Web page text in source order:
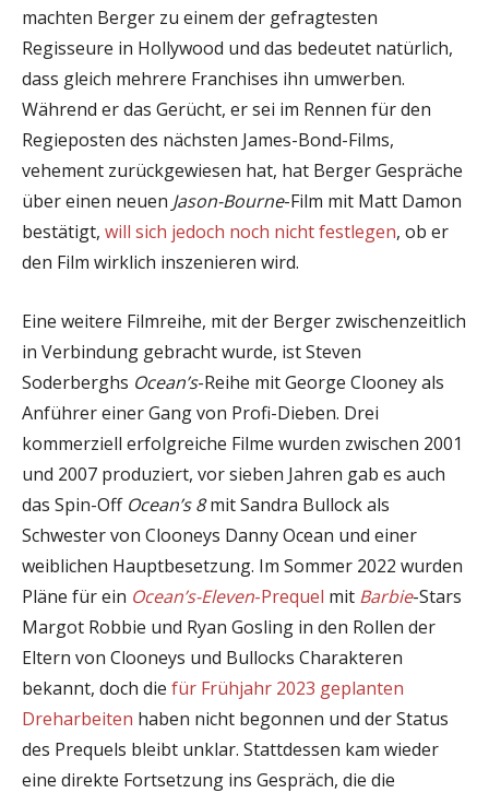
machten Berger zu einem der gefragtesten
Regisseure in Hollywood und das bedeutet natürlich,
dass gleich mehrere Franchises ihn umwerben.
Während er das Gerücht, er sei im Rennen für den
Regieposten des nächsten James-Bond-Films,
vehement zurückgewiesen hat, hat Berger Gespräche
über einen neuen Jason-Bourne-Film mit Matt Damon
bestätigt, will sich jedoch noch nicht festlegen, ob er
den Film wirklich inszenieren wird.
Eine weitere Filmreihe, mit der Berger zwischenzeitlich
in Verbindung gebracht wurde, ist Steven
Soderberghs Ocean’s-Reihe mit George Clooney als
Anführer einer Gang von Profi-Dieben. Drei
kommerziell erfolgreiche Filme wurden zwischen 2001
und 2007 produziert, vor sieben Jahren gab es auch
das Spin-Off Ocean’s 8mit Sandra Bullock als
Schwester von Clooneys Danny Ocean und einer
weiblichen Hauptbesetzung. Im Sommer 2022 wurden
Pläne für ein Ocean’s-Eleven-Prequel mit Barbie-Stars
Margot Robbie und Ryan Gosling in den Rollen der
Eltern von Clooneys und Bullocks Charakteren
bekannt, doch die für Frühjahr 2023 geplanten
Dreharbeiten haben nicht begonnen und der Status
des Prequels bleibt unklar. Stattdessen kam wieder
eine direkte Fortsetzung ins Gespräch, die die